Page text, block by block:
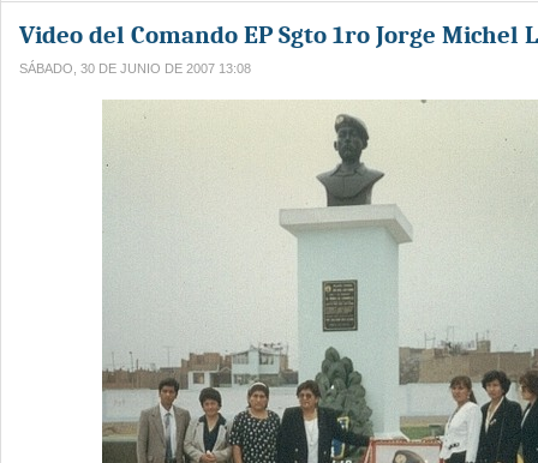
Video del Comando EP Sgto 1ro Jorge Michel
SÁBADO, 30 DE JUNIO DE 2007 13:08